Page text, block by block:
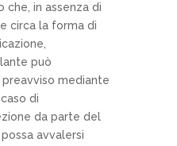
che, in assenza di
circa la forma di
può
mediante
di
da parte del
avvalersi